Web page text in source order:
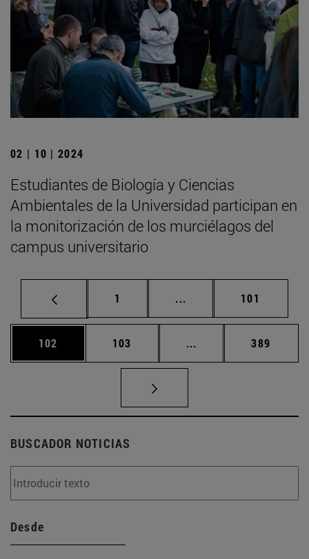
02 | 10 | 2024
Estudiantes de Biología y Ciencias
Ambientales de la Universidad participan en
la monitorización de los murciélagos del
campus universitario
Página
1 ... Páginas intermedias
Página
101
Página
102 Página
103 ... Páginas intermedias
Página
389
BUSCADOR NOTICIAS
Desde